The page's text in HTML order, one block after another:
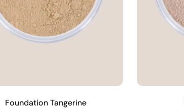
Foundation Tangerine